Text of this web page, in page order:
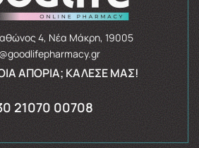
4, Νέα Μάκρη, 19005
ΑΠΟΡΊΑ; ΚΆΛΕΣΈ ΜΑΣ!
21070 00708